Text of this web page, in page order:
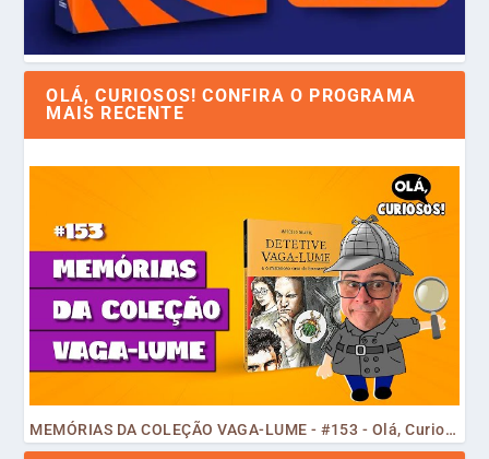
OLÁ, CURIOSOS! CONFIRA O PROGRAMA
MAIS RECENTE
MEMÓRIAS DA COLEÇÃO VAGA-LUME - #153 - Olá, Curiosos! 2023